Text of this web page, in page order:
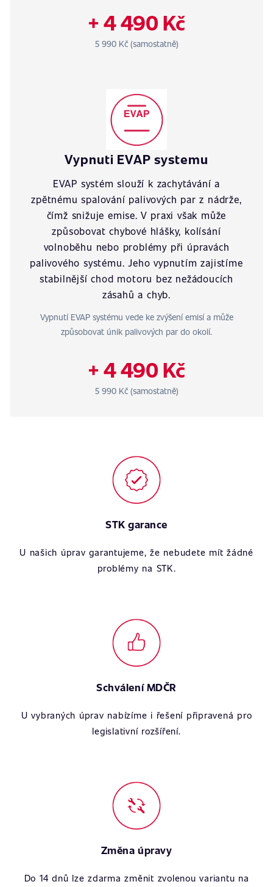
+ 4 490 Kč
5 990 Kč (samostatně)
Vypnuti EVAP systemu
EVAP systém slouží k zachytávání a
zpětnému spalování palivových par z nádrže,
čímž snižuje emise. V praxi však může
způsobovat chybové hlášky, kolísání
volnoběhu nebo problémy při úpravách
palivového systému. Jeho vypnutím zajistíme
stabilnější chod motoru bez nežádoucích
zásahů a chyb.
Vypnutí EVAP systému vede ke zvýšení emisí a může
způsobovat únik palivových par do okolí.
+ 4 490 Kč
5 990 Kč (samostatně)
STK garance
U našich úprav garantujeme, že nebudete mít žádné
problémy na STK.
Schválení MDČR
U vybraných úprav nabízíme i řešení připravená pro
legislativní rozšíření.
Změna úpravy
Do 14 dnů lze zdarma změnit zvolenou variantu na